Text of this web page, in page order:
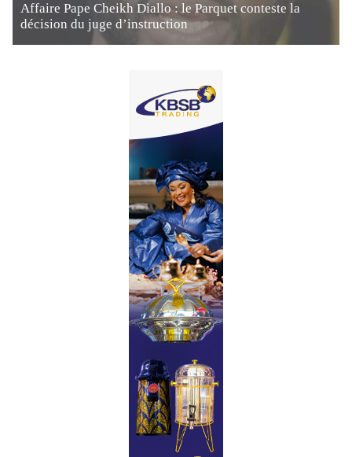
Affaire Pape Cheikh Diallo : le Parquet conteste la
décision du juge d’instruction